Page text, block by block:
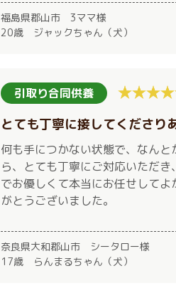
福島県郡山市 3ママ様
20歳 ジャックちゃん（犬）
引取り合同供養
とても丁寧に接してくださり
何も手につかない状態で、なん
ら、とても丁寧にご対応いただ
でお優しくて本当にお任せしてよ
がとうございました。
奈良県大和郡山市 シータロー様
17歳 らんまるちゃん（犬）